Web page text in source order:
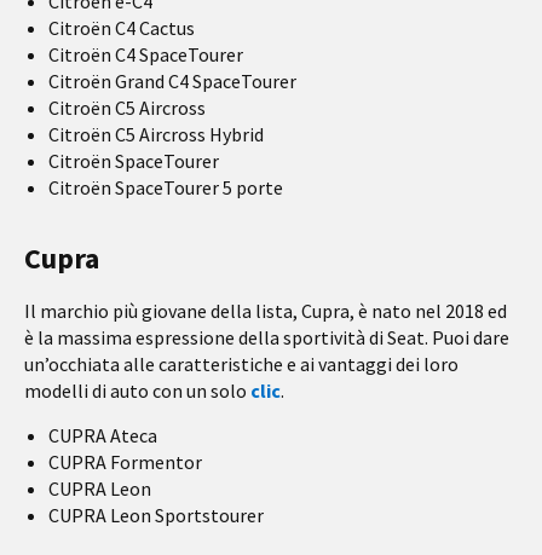
Citroën C4 Cactus
Citroën C4 SpaceTourer
Citroën Grand C4 SpaceTourer
Citroën C5 Aircross
Citroën C5 Aircross Hybrid
Citroën SpaceTourer
Citroën SpaceTourer 5 porte
Cupra
Il marchio più giovane della lista, Cupra, è nato nel 2018 ed
è la massima espressione della sportività di Seat. Puoi dare
un’occhiata alle caratteristiche e ai vantaggi dei loro
modelli di auto con un solo clic.
CUPRA Ateca
CUPRA Formentor
CUPRA Leon
CUPRA Leon Sportstourer